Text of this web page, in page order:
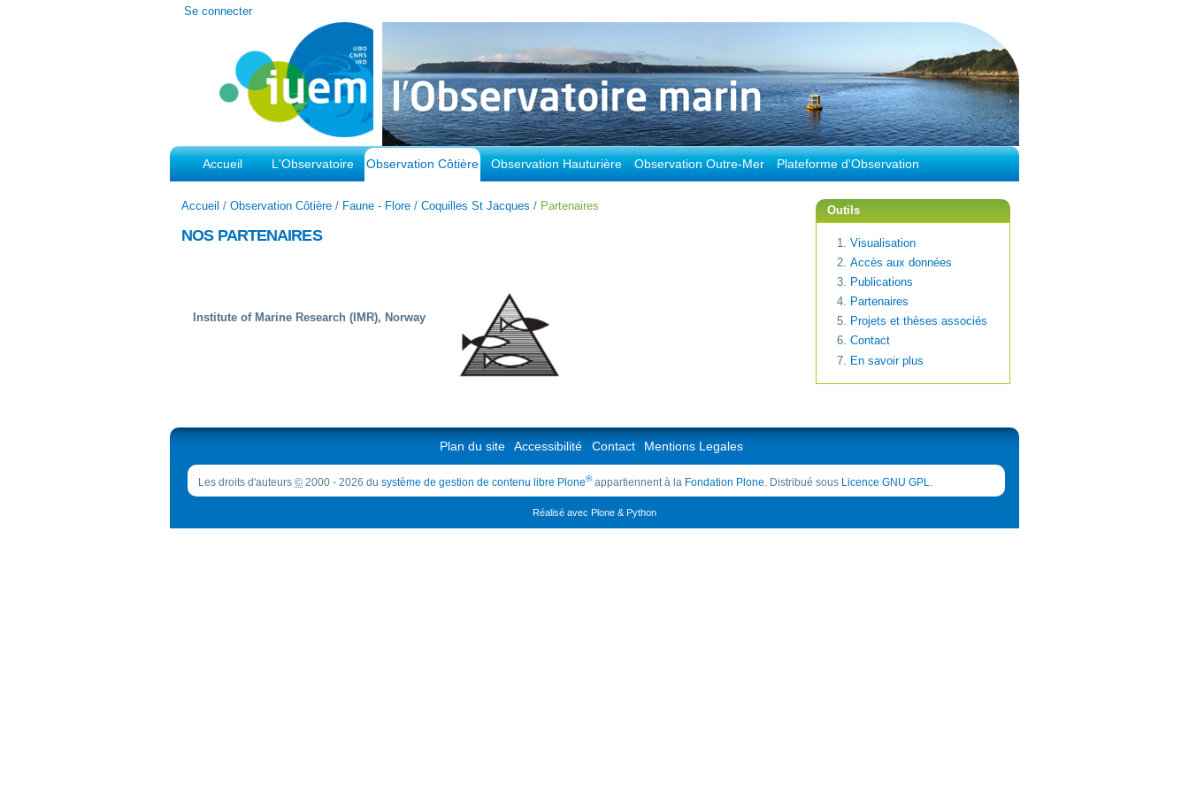
Outils
Se connecter
Accueil L'Observatoire Observation Côtière Observation Hauturière Observation Outre-Mer Plateforme d'Observation
Accueil /Observation Côtière / Faune - Flore /Coquilles St Jacques / Partenaires
NOS PARTENAIRES
Institute of Marine Research (IMR), Norway
Outils
Visualisation
Accès aux données
Publications
Partenaires
Projets et thèses associés
Contact
En savoir plus
Plan du site Accessibilité Contact Mentions Legales
Les droits d'auteurs © 2000 - 2026 du système de gestion de contenu libre Plone®appartiennent à la Fondation Plone. Distribué sous Licence GNU GPL.
Réalisé avec Plone & Python